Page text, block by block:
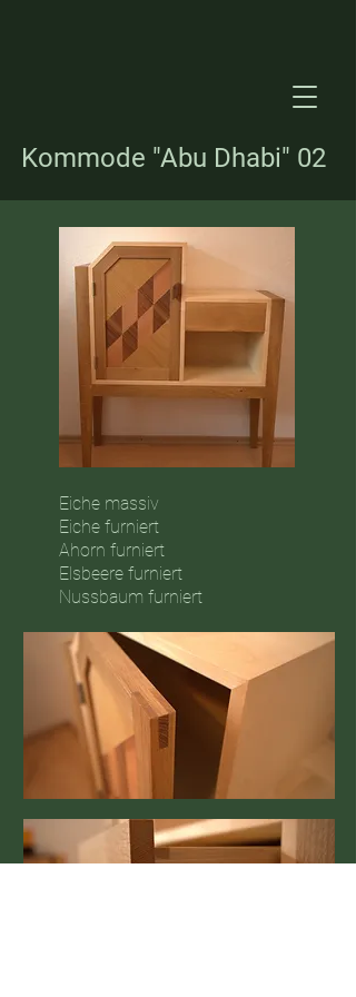
Kommode "Abu Dhabi" 02
Eiche massiv
Eiche furniert
Ahorn furniert
Elsbeere furniert
Nussbaum furniert